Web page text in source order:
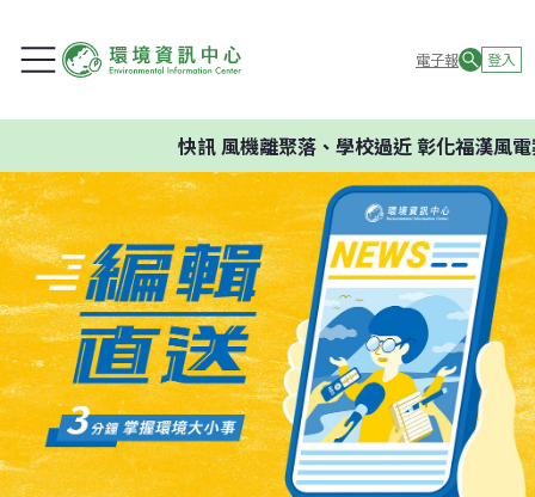
電子報 登入
快訊風機離聚落、學校過近 彰化福漢風電